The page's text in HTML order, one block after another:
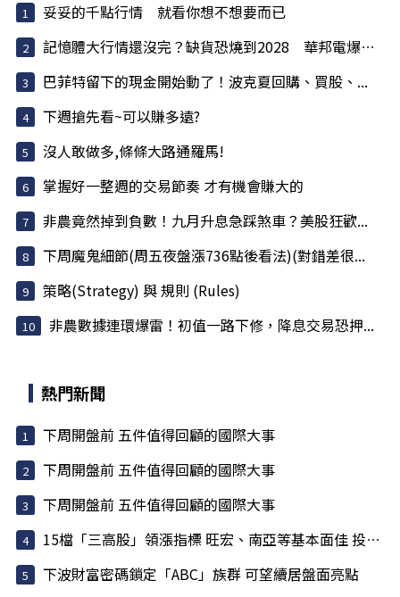
妥妥的千點行情 就看你想不想要而已
記憶體大行情還沒完？缺貨恐燒到2028 華邦電爆量...
巴菲特留下的現金開始動了！波克夏回購、買股、...
下週搶先看~可以賺多遠?
沒人敢做多,條條大路通羅馬!
掌握好一整週的交易節奏 才有機會賺大的
非農竟然掉到負數！九月升息急踩煞車？美股狂歡...
下周魔鬼細節(周五夜盤漲736點後看法)(對錯差很...
策略(Strategy) 與 規則 (Rules)
非農數據連環爆雷！初值一路下修，降息交易恐押...
熱門新聞
下周開盤前 五件值得回顧的國際大事
下周開盤前 五件值得回顧的國際大事
下周開盤前 五件值得回顧的國際大事
15檔「三高股」領漲指標 旺宏、南亞等基本面佳 投信大買
下波財富密碼鎖定「ABC」族群 可望續居盤面亮點